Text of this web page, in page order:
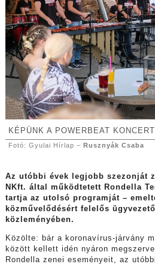
KÉPÜNK A POWERBEAT
Fotó: Gyulai Hírlap – Rusznyák Csaba
Az utóbbi évek legjobb szezonját
NKft. által működtetett Rondella
tartja az utolsó programját –
közművelődésért felelős
közleményében.
Közölte: bár a koronavírus-járvány
között kellett idén nyáron
Rondella zenei eseményeit, az